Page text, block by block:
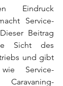
Eindruck
Service-
Beitrag
Sicht des
und gibt
Service-